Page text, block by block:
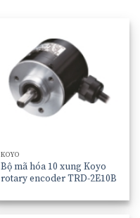
KOYO
Bộ mã hóa 10 xung Koyo
rotary encoder TRD-2E10B